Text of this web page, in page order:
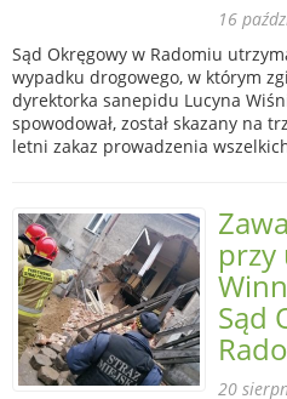
16
Sąd Okręgowy w Radomiu
wypadku drogowego, w którym
dyrektorka sanepidu Lucyna
spowodował, został skazany na
letni zakaz prowadzenia
przy
Sąd
20